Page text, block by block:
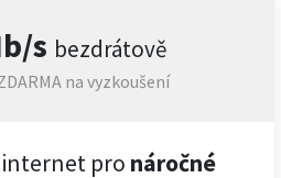
s bezdrátově
na vyzkoušení
pro náročné